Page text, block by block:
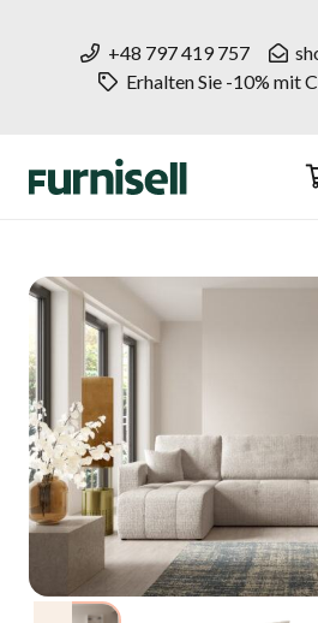
+48 797 419 757
Erhalten Sie -10% mit